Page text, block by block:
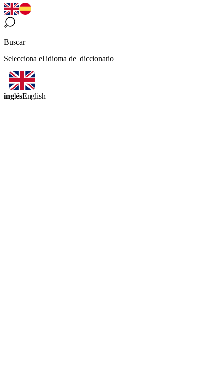
Buscar
Selecciona el idioma del diccionario
inglésEnglish